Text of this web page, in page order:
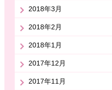
2018年3月
2018年2月
2018年1月
2017年12月
2017年11月